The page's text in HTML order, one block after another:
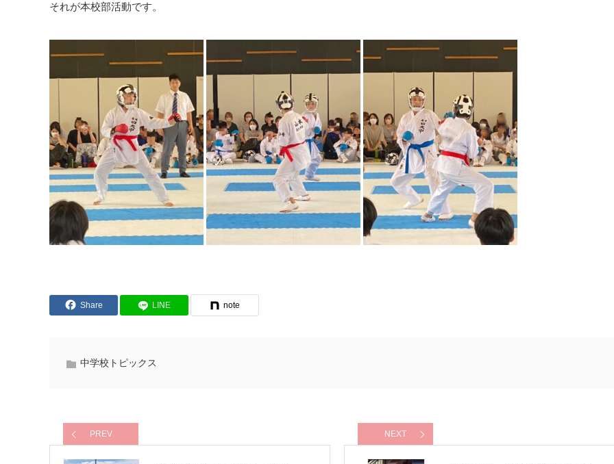
それが本校部活動です。
Share LINE note
中学校トピックス
PREV NEXT